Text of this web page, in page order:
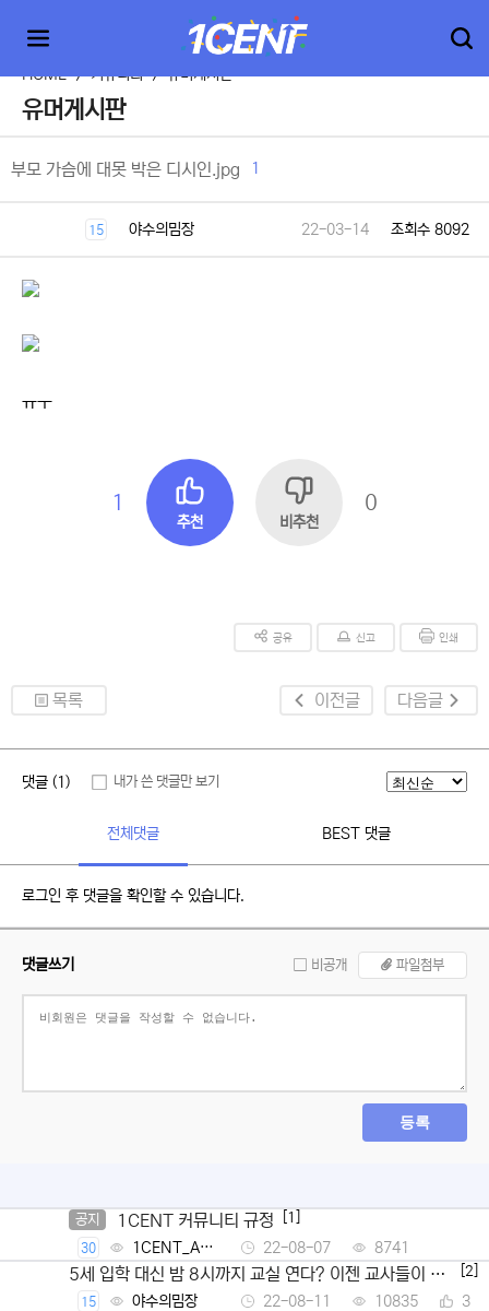
HOME > 커뮤니티 > 유머게시판
유머게시판
부모 가슴에 대못 박은 디시인.jpg 1
15 야수의밈장 22-03-14 조회수 8092
ㅠㅜ
1
추천 비추천
0
공유 신고 인쇄
목록 이전글 다음글
댓글 (1) 내가 쓴 댓글만 보기
전체댓글 BEST 댓글
로그인 후 댓글을 확인할 수 있습니다.
댓글쓰기 비공개 파일첨부
등록
공지 1CENT 커뮤니티 규정 [1]
30
1CENT_Ad
min
22-08-07 8741
5세 입학 대신 밤 8시까지 교실 연다? 이젠 교사들이 뿔
났다
[2]
15 야수의밈장 22-08-11 10835 3